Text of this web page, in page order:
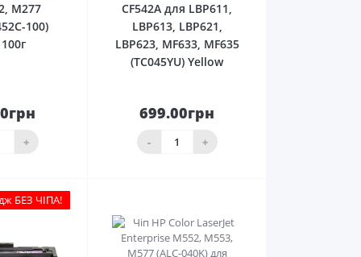
M277
100)
+
До
CF542A для LBP611,
LBP613, LBP621,
LBP623, MF633, MF635
(TC045YU) Yellow
699.00грн
- +
До
кошика
БЕЗ ЧІПА!